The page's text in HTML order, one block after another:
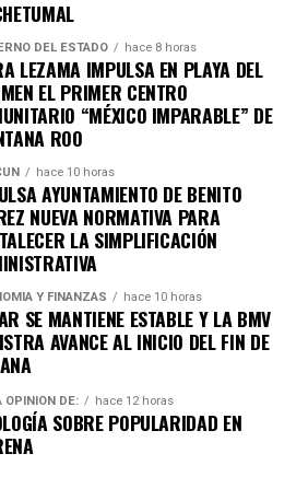
para mañana. El pacto es
más amplios de la última década.
dejan más de cien
sur de África
inundaciones severas
y Zimbabue, dejando más de
de viviendas destruidas. Equipos
en zonas incomunicadas.
jornada violenta tras
Wine
murieron en enfrentamientos
de seguridad luego de la
DEL ESTADO hace 8 horas
LEZAMA IMPULSA EN PLAYA DEL
EL PRIMER CENTRO
“MÉXICO IMPARABLE” DE
ROO
hace 10 horas
AYUNTAMIENTO DE BENITO
NUEVA NORMATIVA PARA
LA SIMPLIFICACIÓN
Y FINANZAS hace 10 horas
SE MANTIENE ESTABLE Y LA BMV
AVANCE AL INICIO DEL FIN DE
OPINIÓN DE: hace 12 horas
SOBRE POPULARIDAD EN